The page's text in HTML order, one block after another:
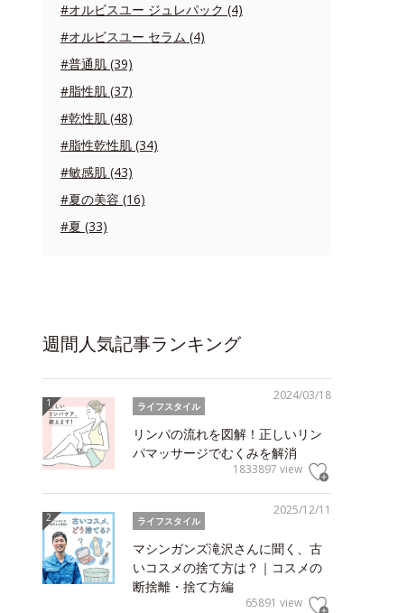
#オルビスユー ジュレパック (4)
#オルビスユー セラム (4)
#普通肌 (39)
#脂性肌 (37)
#乾性肌 (48)
#脂性乾性肌 (34)
#敏感肌 (43)
#夏の美容 (16)
#夏 (33)
週間人気記事ランキング
2024/03/18
ライフスタイル
リンパの流れを図解！正しいリン
パマッサージでむくみを解消
1833897 view
2025/12/11
ライフスタイル
マシンガンズ滝沢さんに聞く、古
いコスメの捨て方は？｜コスメの
断捨離・捨て方編
65891 view